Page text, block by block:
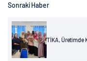
Sonraki Haber
TİKA, Üretimde